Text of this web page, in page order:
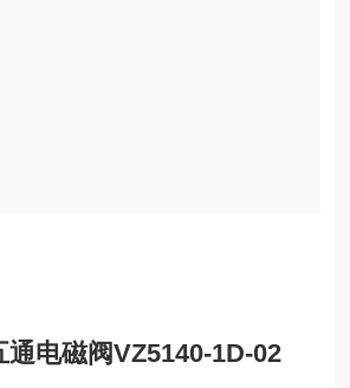
通电磁阀VZ5140-1D-02